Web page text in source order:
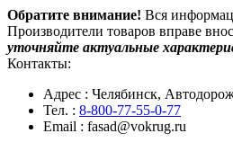
Обратите внимание! Вся
Производители товаров вправе
уточняйте актуальные
Контакты:
Адрес : Челябинск,
Тел. : 8-800-77-55-0-77
Email : fasad@vokrug.ru